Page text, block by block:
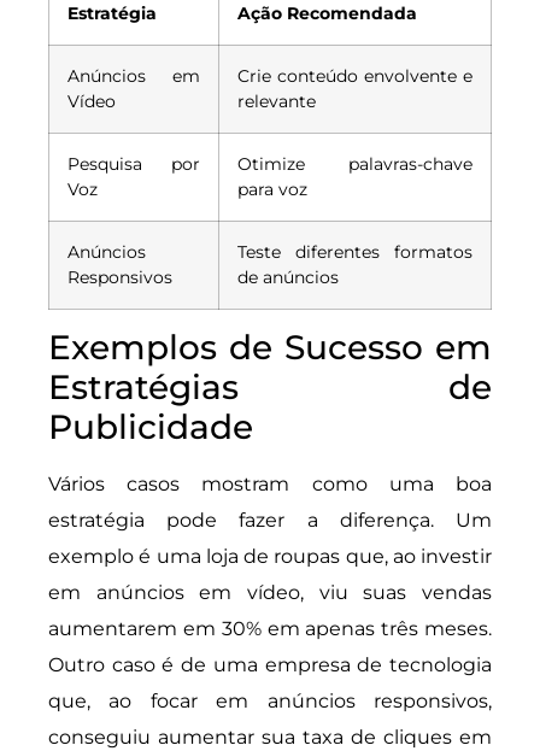
Estratégia Ação Recomendada
Anúncios em
Vídeo
Crie conteúdo envolvente e
relevante
Pesquisa por
Voz
Otimize palavras-chave
para voz
Anúncios
Responsivos
Teste diferentes formatos
de anúncios
Exemplos de Sucesso em
Estratégias de
Publicidade
Vários casos mostram como uma boa
estratégia pode fazer a diferença. Um
exemplo é uma loja de roupas que, ao investir
em anúncios em vídeo, viu suas vendas
aumentarem em 30% em apenas três meses.
Outro caso é de uma empresa de tecnologia
que, ao focar em anúncios responsivos,
conseguiu aumentar sua taxa de cliques em